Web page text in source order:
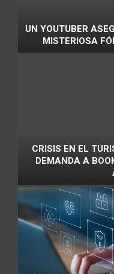
UN YOUTUBER
MISTERIOSA
CRISIS EN EL
DEMANDA A